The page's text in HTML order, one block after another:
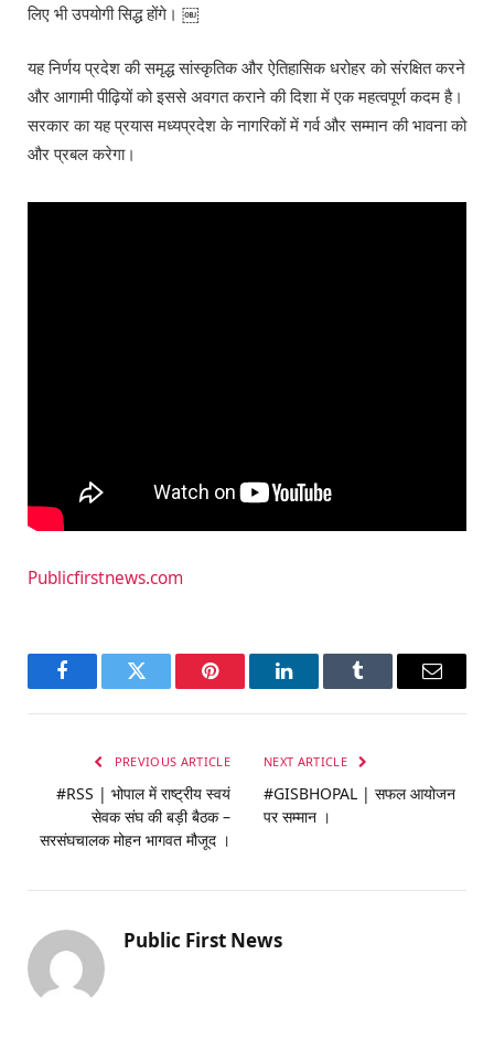
लिए भी उपयोगी सिद्ध होंगे। ￼
यह निर्णय प्रदेश की समृद्ध सांस्कृतिक और ऐतिहासिक धरोहर को संरक्षित करने
और आगामी पीढ़ियों को इससे अवगत कराने की दिशा में एक महत्वपूर्ण कदम है।
सरकार का यह प्रयास मध्यप्रदेश के नागरिकों में गर्व और सम्मान की भावना को
और प्रबल करेगा।
Publicfirstnews.com
FacebookTwitter Pinterest LinkedInTumblr Email
PREVIOUS ARTICLE
#RSS | भोपाल में राष्ट्रीय स्वयं
सेवक संघ की बड़ी बैठक –
सरसंघचालक मोहन भागवत मौजूद ।
NEXT ARTICLE
#GISBHOPAL | सफल आयोजन
पर सम्मान ।
Public First News